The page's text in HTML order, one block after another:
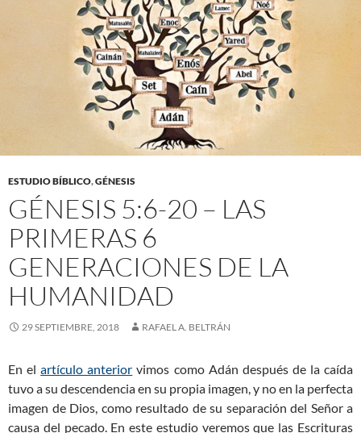
ESTUDIO BÍBLICO,GÉNESIS
GÉNESIS 5:6-20 – LAS
PRIMERAS 6
GENERACIONES DE LA
HUMANIDAD
29 SEPTIEMBRE, 2018 RAFAEL A. BELTRÁN
En elartículo anterior vimos como Adán después de la caída
tuvo a su descendencia en su propia imagen, y no en la perfecta
imagen de Dios, como resultado de su separación del Señor a
causa del pecado. En este estudio veremos que las Escrituras